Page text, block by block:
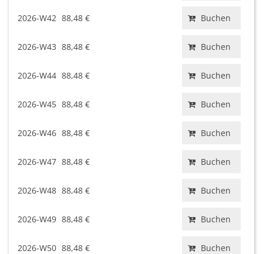
2026-W42 88,48 € Buchen
2026-W43 88,48 € Buchen
2026-W44 88,48 € Buchen
2026-W45 88,48 € Buchen
2026-W46 88,48 € Buchen
2026-W47 88,48 € Buchen
2026-W48 88,48 € Buchen
2026-W49 88,48 € Buchen
2026-W50 88,48 € Buchen